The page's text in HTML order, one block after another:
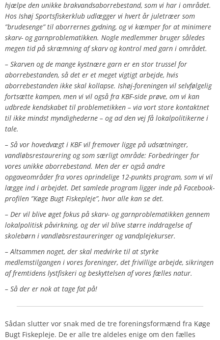
hjælpe den unikke brakvandsaborrebestand, som vi har i området.
Hos Ishøj Sportsfiskerklub udlægger vi hvert år juletræer som
”brudesenge” til aborrernes gydning, og vi kæmper for at minimere
skarv- og garnproblematikken. Nogle medlemmer bruger således
megen tid på skræmning af skarv og kontrol med garn i området.
– Skarven og de mange kystnære garn er en stor trussel for
aborrebestanden, så det er et meget vigtigt arbejde, hvis
aborrebestanden ikke skal kollapse. Ishøj-foreningen vil selvfølgelig
fortsætte kampen, men vi vil også fra KBF-side prøve, om vi kan
udbrede kendskabet til problemetikken – via vort store kontaktnet
til ikke mindst myndighederne – og ad den vej få lokalpolitikerne i
tale.
– Så vor hovedvægt i KBF vil fremover ligge på udsætninger,
vandløbsrestaurering og som særligt område: Forbedringer for
vores unikke aborrebestand. Men der er også andre
opgaveområder fra vores oprindelige 12-punkts program, som vi vil
lægge ind i arbejdet. Det samlede program ligger inde på Facebook-
profilen ”Køge Bugt Fiskepleje”, hvor alle kan se det.
– Der vil blive øget fokus på skarv- og garnproblematikken gennem
lokalpolitisk påvirkning, og der vil blive større inddragelse af
skolebørn i vandløbsrestaureringer og vandplejekurser.
– Altsammen noget, der skal medvirke til at styrke
medlemstilgangen i vores foreninger, det frivillige arbejde, sikringen
af fremtidens lystfiskeri og beskyttelsen af vores fælles natur.
– Så der er nok at tage fat på!
Sådan slutter vor snak med de tre foreningsformænd fra Køge
Bugt Fiskepleje. De er alle tre aldeles enige om den fælles